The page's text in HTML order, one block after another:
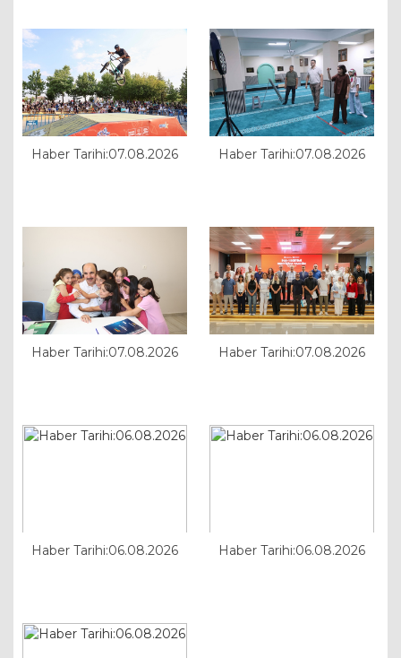
Haber Tarihi:07.08.2026 Haber Tarihi:07.08.2026
Haber Tarihi:07.08.2026 Haber Tarihi:07.08.2026
Haber Tarihi:06.08.2026 Haber Tarihi:06.08.2026